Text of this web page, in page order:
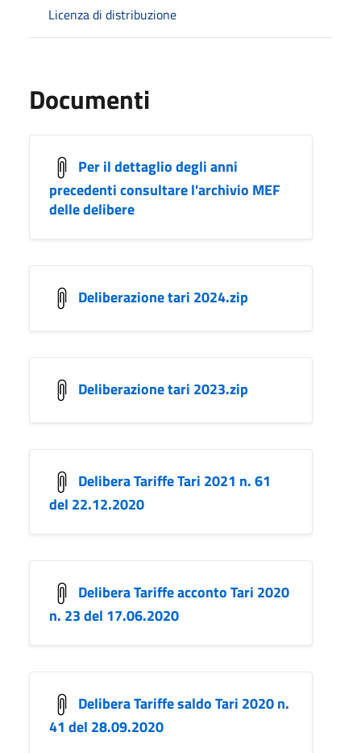
Licenza di distribuzione
Documenti
Per il dettaglio degli anni
precedenti consultare l'archivio MEF
delle delibere
Deliberazione tari 2024.zip
Deliberazione tari 2023.zip
Delibera Tariffe Tari 2021 n. 61
del 22.12.2020
Delibera Tariffe acconto Tari 2020
n. 23 del 17.06.2020
Delibera Tariffe saldo Tari 2020 n.
41 del 28.09.2020